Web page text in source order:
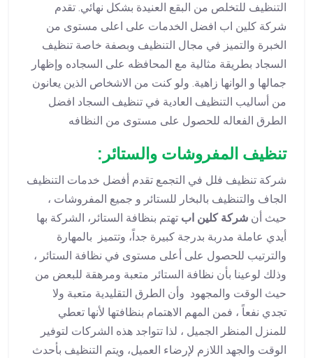
التنظيف للتخلص من البقع العنيدة بشكل نهائي. تقدم
شركة كلين اب افضل الخدمات على اعلى مستوى من
الخبرة والتميز في مجال التنظيف وبصفة خاصة تنظيف
السجاد بطريقة مثالية مع المحافظه على السجاده وإظهار
جمالها و الوانها زاهية. ولو كنت من الاشخاص الذين يعانون
من أساليب التنظيف العادية في تنظيف السجاد افضل
الطرق الفعاله للحصول على مستوى من النظافه
تنظيف المفروشات والستائر:
شركة تنظيف فلل في التجمع تقدم أفضل خدمات التنظيف
الجاف والتنظيف بالبخار للستائر و جميع المفروشات ،
حيث أن شركة كلين اب تهتم بنظافة الستائر، الشركة بها
أيدي عاملة مدربة بدرجة كبيرة جداً، وتتميز بالمهارة
والترتيب للحصول على أعلى مستوى في نظافة الستائر ،
وذلك لوعينا بأن نظافة الستائر متعبة ومرهقة للبعض من
حيث الوقت والمجهود وأن الطرق التقليدية متعبة ولا
تجدي نفعاً ، فمن المهم الاهتمام بنظافتها لأنها تعطي
للمنزل المنظر الجميل ، لذا تتواجد هذه الشركات لتوفير
الوقت والجهد اللازم لإرضاء العميل، ويتم التنظيف بأحدث